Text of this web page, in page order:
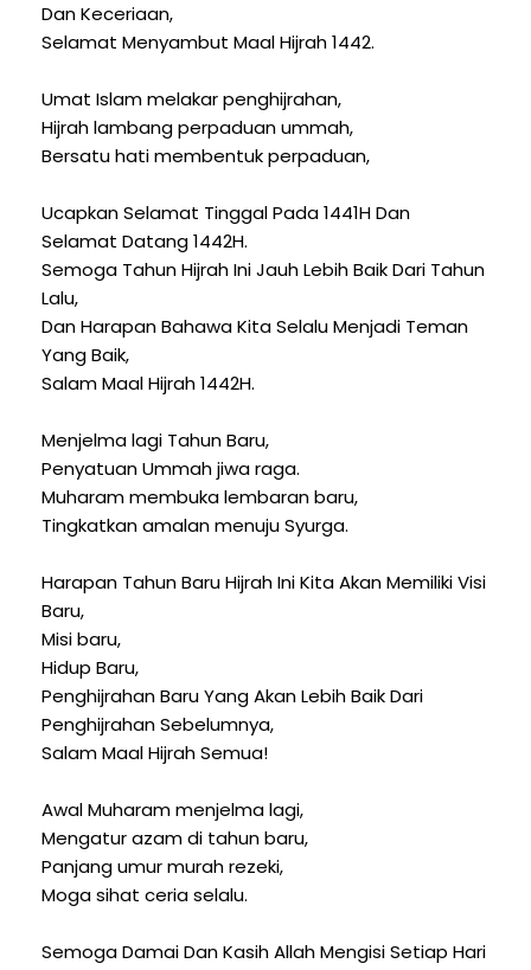
Dan Keceriaan,
Selamat Menyambut Maal Hijrah 1442.
Umat Islam melakar penghijrahan,
Hijrah lambang perpaduan ummah,
Bersatu hati membentuk perpaduan,
Ucapkan Selamat Tinggal Pada 1441H Dan
Selamat Datang 1442H.
Semoga Tahun Hijrah Ini Jauh Lebih Baik Dari Tahun
Lalu,
Dan Harapan Bahawa Kita Selalu Menjadi Teman
Yang Baik,
Salam Maal Hijrah 1442H.
Menjelma lagi Tahun Baru,
Penyatuan Ummah jiwa raga.
Muharam membuka lembaran baru,
Tingkatkan amalan menuju Syurga.
Harapan Tahun Baru Hijrah Ini Kita Akan Memiliki Visi
Baru,
Misi baru,
Hidup Baru,
Penghijrahan Baru Yang Akan Lebih Baik Dari
Penghijrahan Sebelumnya,
Salam Maal Hijrah Semua!
Awal Muharam menjelma lagi,
Mengatur azam di tahun baru,
Panjang umur murah rezeki,
Moga sihat ceria selalu.
Semoga Damai Dan Kasih Allah Mengisi Setiap Hari